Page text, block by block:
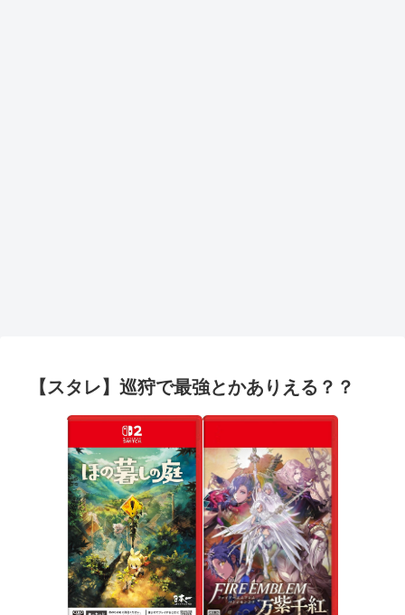
【スタレ】巡狩で最強とかありえる？？